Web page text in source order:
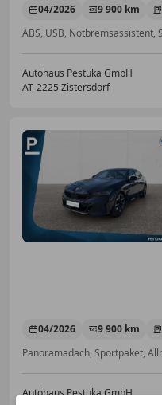
04/2026 9 900 km
Autohaus Pestuka GmbH
AT-2225 Zistersdorf
04/2026 9 900 km
Autohaus Pestuka GmbH